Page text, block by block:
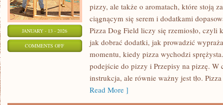
JANUARY - 13 - 2026
COMMENTS OFFON
pizzy, ale także o aromatach, które stoją
ciągnącym się serem i dodatkami
Pizza Dog Field liczy się rzemiosło, czyli
jak dobrać dodatki, jak prowadzić
momentu, kiedy pizza wychodzi
podejście do pizzy i Przepisy na pizzę. W
instrukcja, ale równie ważny jest tło.
Read More ]